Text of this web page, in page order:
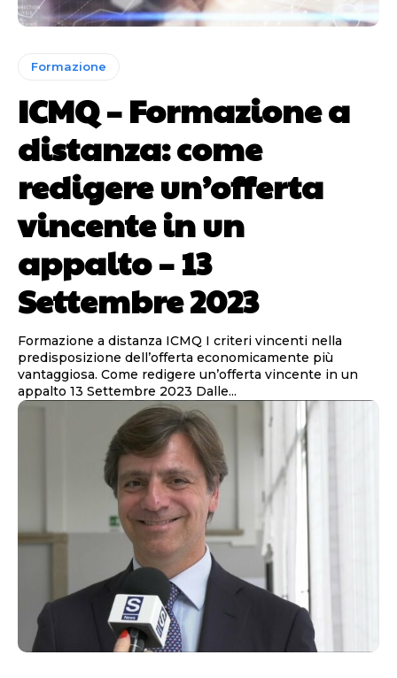
Formazione
ICMQ – Formazione a
distanza: come
redigere un’offerta
vincente in un
appalto – 13
Settembre 2023
Formazione a distanza ICMQ I criteri vincenti nella
predisposizione dell’offerta economicamente più
vantaggiosa. Come redigere un’offerta vincente in un
appalto 13 Settembre 2023 Dalle...